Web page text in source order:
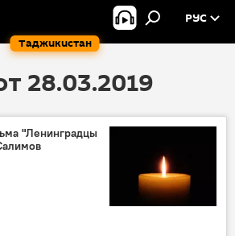
Таджикистан
РУС
28.03.2019
"Ленинградцы